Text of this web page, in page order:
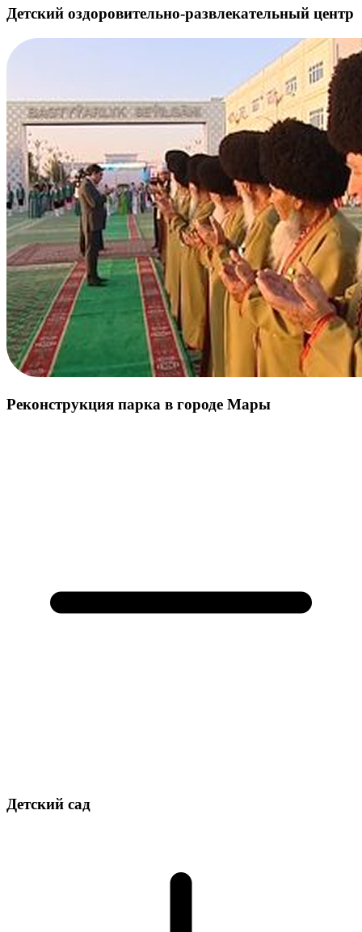
Детский оздоровительно-развлекательный центр
Реконструкция парка в городе Мары
Детский сад